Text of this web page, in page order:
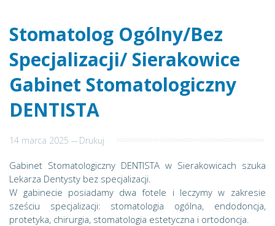
Stomatolog Ogólny/Bez
Specjalizacji/ Sierakowice
Gabinet Stomatologiczny
DENTISTA
14 marca 2025--- Drukuj
Gabinet Stomatologiczny DENTISTA w Sierakowicach szuka
Lekarza Dentysty bez specjalizacji.
W gabinecie posiadamy dwa fotele i leczymy w zakresie
sześciu specjalizacji: stomatologia ogólna, endodoncja,
protetyka, chirurgia, stomatologia estetyczna i ortodoncja.